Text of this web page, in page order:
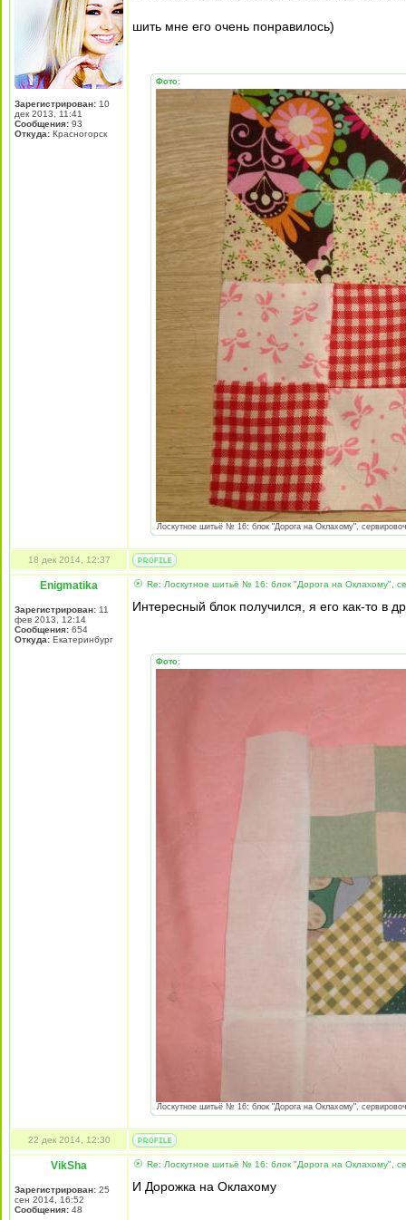
Зарегистрирован: 10
дек 2013, 11:41
Сообщения: 93
Откуда: Красногорск
шить мне его очень понравилось)
Фото:
Лоскутное шитьё № 16: блок "Дорога на Оклахому",
18 дек 2014, 12:37
Enigmatika
Зарегистрирован: 11
фев 2013, 12:14
Сообщения: 654
Откуда: Екатеринбург
Re: Лоскутное шитьё № 16: блок "Дорога на Оклахому",
Интересный блок получился, я его как-то в
Фото:
Лоскутное шитьё № 16: блок "Дорога на Оклахому",
22 дек 2014, 12:30
VikSha
Зарегистрирован: 25
сен 2014, 16:52
Сообщения: 48
Re: Лоскутное шитьё № 16: блок "Дорога на Оклахому",
И Дорожка на Оклахому